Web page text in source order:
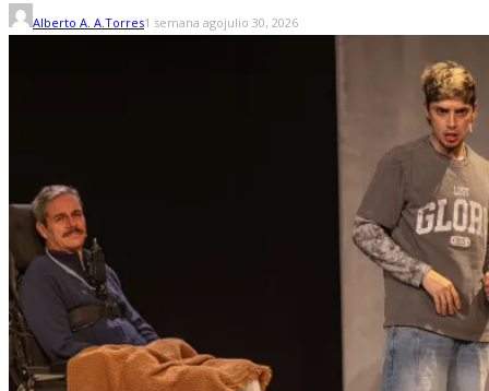
Alberto A. A.Torres1 semana agojulio 30, 2026